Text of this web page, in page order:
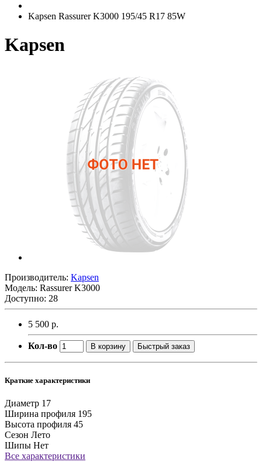
Kapsen Rassurer K3000 195/45 R17 85W
Kapsen
Производитель: Kapsen
Модель: Rassurer K3000
Доступно: 28
5 500 р.
Кол-во В корзину Быстрый заказ
Краткие характеристики
Диаметр 17
Ширина профиля 195
Высота профиля 45
Сезон Лето
Шипы Нет
Все характеристики